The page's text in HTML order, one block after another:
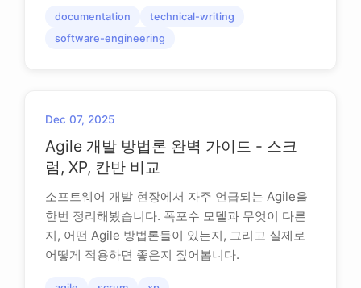
documentation
technical-writing
software-engineering
Dec 07, 2025
Agile 개발 방법론 완벽 가이드 - 스크
럼, XP, 칸반 비교
소프트웨어 개발 현장에서 자주 언급되는 Agile을
한번 정리해봤습니다. 폭포수 모델과 무엇이 다른
지, 어떤 Agile 방법론들이 있는지, 그리고 실제로
어떻게 적용하면 좋은지 짚어봅니다.